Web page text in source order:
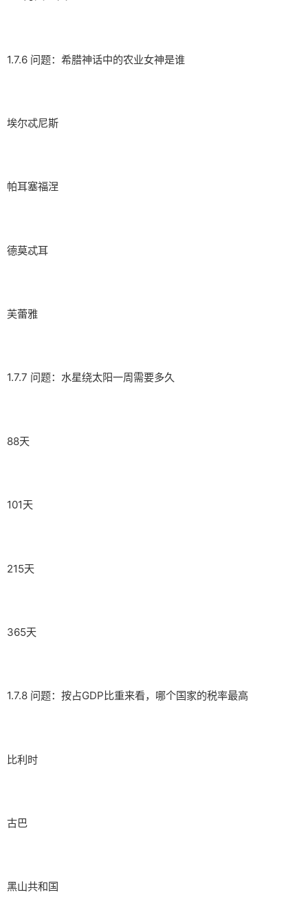
1.7.6 问题：希腊神话中的农业女神是谁
埃尔忒尼斯
帕耳塞福涅
德莫忒耳
芙蕾雅
1.7.7 问题：水星绕太阳一周需要多久
88天
101天
215天
365天
1.7.8 问题：按占GDP比重来看，哪个国家的税率最高
比利时
古巴
黑山共和国